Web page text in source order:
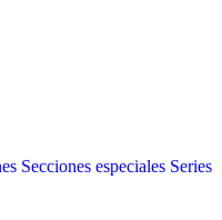
Secciones especiales Series